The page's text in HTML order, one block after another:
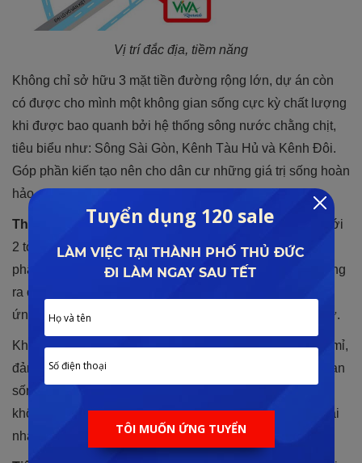
Vị trí đắc địa, tiềm năng
Không chỉ sở hữu 3 mặt tiền đường rộng lớn, dự án còn
có được cho mình một không gian sống cực kỳ chất lượng
khi được bao quanh bởi hệ thống sông nước chằng chịt,
tiêu biểu như: Sông Sài Gòn, Kênh Tàu Hủ và Kênh Đôi.
Góp phần kiến tạo nên cho dân cư những giá trị sống hoàn
hảo.
Thiết kế ấn tượng:Dự án được chủ đầu tư xây dựng với
2 tòa tháp căn hộ to lớn, được bố trí bài bản theo từng
phân khu chức năng khác nhau. Theo đó, dự án cung ứng
ra cho thị trường 567 căn hộ với diện tích linh hoạt, đáp
ứng được cho từng đối tượng khách hàng và nhà đầu tư.
Không gian sống tại căn hộ được trau chuốt một cách tỉ mỉ,
đảm bảo sự rộng rãi và hạn chế góc chết trong không gian
sống. Đem đến cho các thành viên trong gia đình những
không gian sinh hoạt chung và riêng rộng rãi và thoải mái
nhất.